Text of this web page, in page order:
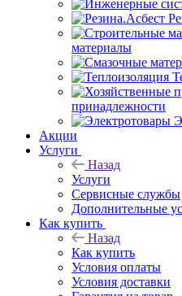
материалы
принадлежности
Акции
Услуги
Назад
Услуги
Сервисные службы
Дополнительные
Как купить
Назад
Как купить
Условия оплаты
Условия доставки